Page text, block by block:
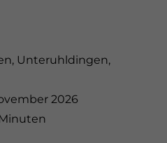
Unteruhldingen,
2026